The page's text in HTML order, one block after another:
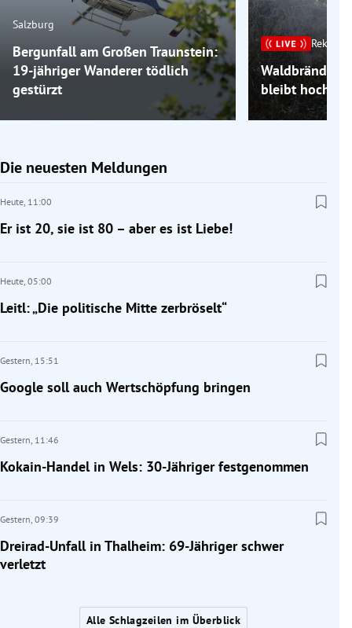
Salzburg
Bergunfall am Großen Traunstein:
19-jähriger Wanderer tödlich
gestürzt
Waldbrände
bleibt
Die neuesten Meldungen
Heute, 11:00
Er ist 20, sie ist 80 – aber es ist Liebe!
Heute, 05:00
Leitl: „Die politische Mitte zerbröselt“
Gestern, 15:51
Google soll auch Wertschöpfung bringen
Gestern, 11:46
Kokain-Handel in Wels: 30-Jähriger festgenommen
Gestern, 09:39
Dreirad-Unfall in Thalheim: 69-Jähriger schwer
verletzt
Alle Schlagzeilen im Überblick